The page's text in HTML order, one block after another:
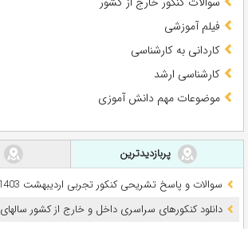
فیلم آموزشی
کاردانی به کارشناسی
کارشناسی ارشد
موضوعات مهم دانش آموزی
پربازدیدترین
سوالات و پاسخ تشریحی کنکور تجربی اردیبهشت 1403 (نوبت اول)
دانلود کنکورهای سراسری داخل و خارج از کشور سالهای 1381 تا 1405